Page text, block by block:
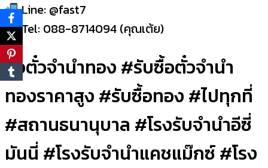
Line: @fast7
Tel: 088-8714094 (คุณเต้ย)
ซื้อตั๋วจำนำทอง #รับซื้อตั๋วจำนำ
ทองราคาสูง #รับซื้อทอง #ไปทุกที่
#สถานธนานุบาล #โรงรับจำนำอีซี่
มันนี่ #โรงรับจำนำแคชแม๊กซ์ #โรง